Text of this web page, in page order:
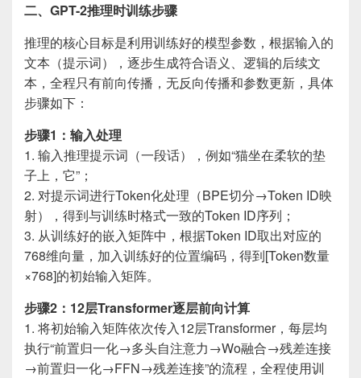
二、GPT-2推理时训练步骤
推理的核心目标是利用训练好的模型参数，根据输入的
文本（提示词），逐步生成符合语义、逻辑的后续文
本，全程只有前向传播，无反向传播和参数更新，具体
步骤如下：
步骤1：输入处理
1. 输入推理提示词（一段话），例如“猫坐在柔软的垫
子上，它”；
2. 对提示词进行Token化处理（BPE切分→Token ID映
射），得到与训练时格式一致的Token ID序列；
3. 从训练好的嵌入矩阵中，根据Token ID取出对应的
768维向量，加入训练好的位置编码，得到[Token数量
×768]的初始输入矩阵。
步骤2：12层Transformer逐层前向计算
1. 将初始输入矩阵依次传入12层Transformer，每层均
执行“前置归一化→多头自注意力→Wo融合→残差连接
→前置归一化→FFN→残差连接”的流程，全程使用训